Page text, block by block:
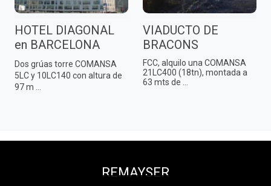
HOTEL DIAGONAL
en BARCELONA
Dos grúas torre COMANSA
5LC y 10LC140 con altura de
97 m ...
VIADUCTO DE
BRACONS
FCC, alquilo una COMANSA
21LC400 (18tn), montada a
63 mts de ...
REMAYSER